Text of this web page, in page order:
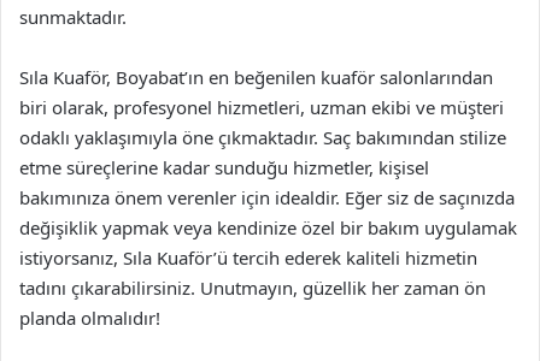
sunmaktadır.
Sıla Kuaför, Boyabat’ın en beğenilen kuaför salonlarından
biri olarak, profesyonel hizmetleri, uzman ekibi ve müşteri
odaklı yaklaşımıyla öne çıkmaktadır. Saç bakımından stilize
etme süreçlerine kadar sunduğu hizmetler, kişisel
bakımınıza önem verenler için idealdir. Eğer siz de saçınızda
değişiklik yapmak veya kendinize özel bir bakım uygulamak
istiyorsanız, Sıla Kuaför’ü tercih ederek kaliteli hizmetin
tadını çıkarabilirsiniz. Unutmayın, güzellik her zaman ön
planda olmalıdır!